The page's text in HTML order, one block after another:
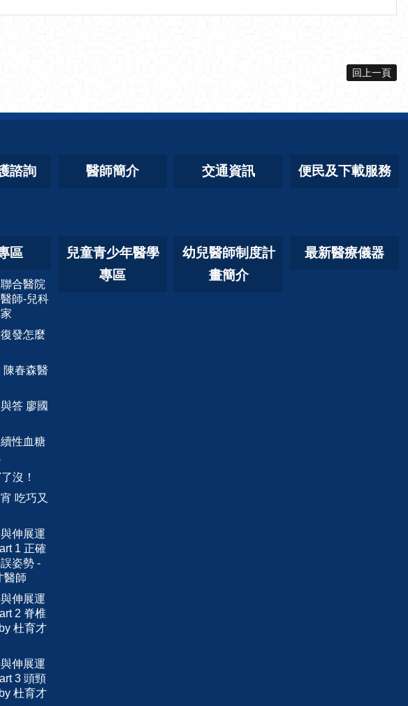
回上一頁
諮詢 醫師簡介 交通資訊 便民及下載服務
區
合醫院
師-兒科
發怎麼
陳春森醫
答 廖國
性血糖
沒！
吃巧又
伸展運
1 正確
姿勢 -
醫師
伸展運
2 脊椎
杜育才
伸展運
3 頭頸
杜育才
兒童青少年醫學
專區
幼兒醫師制度計
畫簡介
最新醫療儀器